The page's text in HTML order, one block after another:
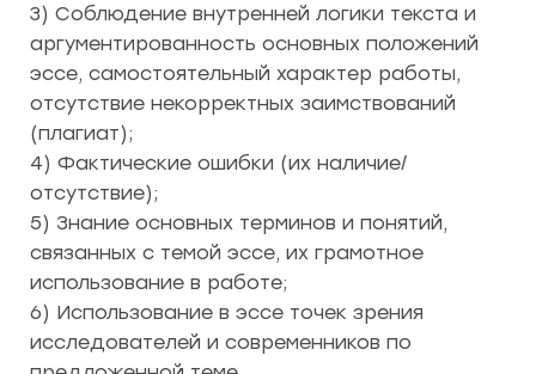
3) Соблюдение внутренней логики текста и
аргументированность основных положений
эссе, самостоятельный характер работы,
отсутствие некорректных заимствований
(плагиат);
4) Фактические ошибки (их наличие/
отсутствие);
5) Знание основных терминов и понятий,
связанных с темой эссе, их грамотное
использование в работе;
6) Использование в эссе точек зрения
исследователей и современников по